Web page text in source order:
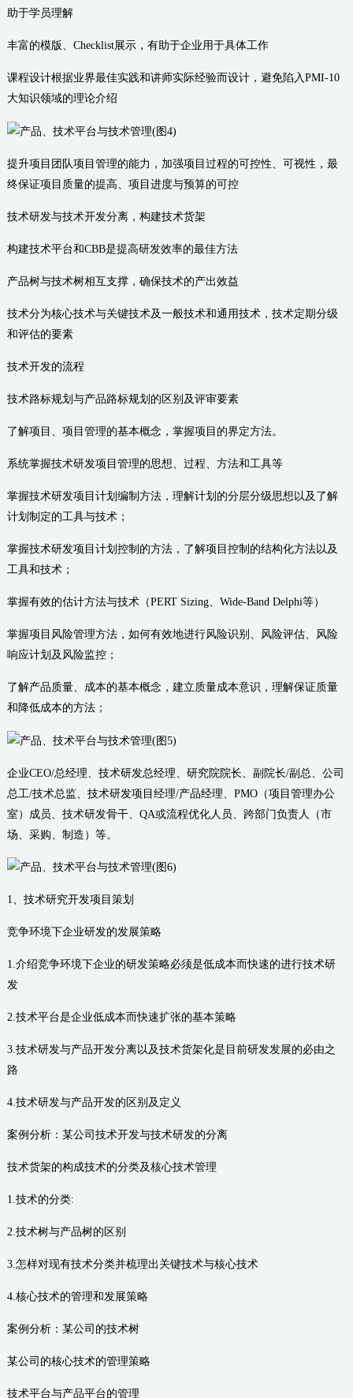
助于学员理解
丰富的模版、Checklist展示，有助于企业用于具体工作
课程设计根据业界最佳实践和讲师实际经验而设计，避免陷入PMI-10
大知识领域的理论介绍
提升项目团队项目管理的能力，加强项目过程的可控性、可视性，最
终保证项目质量的提高、项目进度与预算的可控
技术研发与技术开发分离，构建技术货架
构建技术平台和CBB是提高研发效率的最佳方法
产品树与技术树相互支撑，确保技术的产出效益
技术分为核心技术与关键技术及一般技术和通用技术，技术定期分级
和评估的要素
技术开发的流程
技术路标规划与产品路标规划的区别及评审要素
了解项目、项目管理的基本概念，掌握项目的界定方法。
系统掌握技术研发项目管理的思想、过程、方法和工具等
掌握技术研发项目计划编制方法，理解计划的分层分级思想以及了解
计划制定的工具与技术；
掌握技术研发项目计划控制的方法，了解项目控制的结构化方法以及
工具和技术；
掌握有效的估计方法与技术（PERT Sizing、Wide-Band Delphi等）
掌握项目风险管理方法，如何有效地进行风险识别、风险评估、风险
响应计划及风险监控；
了解产品质量、成本的基本概念，建立质量成本意识，理解保证质量
和降低成本的方法；
企业CEO/总经理、技术研发总经理、研究院院长、副院长/副总、公司
总工/技术总监、技术研发项目经理/产品经理、PMO（项目管理办公
室）成员、技术研发骨干、QA或流程优化人员、跨部门负责人（市
场、采购、制造）等。
1、技术研究开发项目策划
竞争环境下企业研发的发展策略
1.介绍竞争环境下企业的研发策略必须是低成本而快速的进行技术研
发
2.技术平台是企业低成本而快速扩张的基本策略
3.技术研发与产品开发分离以及技术货架化是目前研发发展的必由之
路
4.技术研发与产品开发的区别及定义
案例分析：某公司技术开发与技术研发的分离
技术货架的构成技术的分类及核心技术管理
1.技术的分类:
2.技术树与产品树的区别
3.怎样对现有技术分类并梳理出关键技术与核心技术
4.核心技术的管理和发展策略
案例分析：某公司的技术树
某公司的核心技术的管理策略
技术平台与产品平台的管理